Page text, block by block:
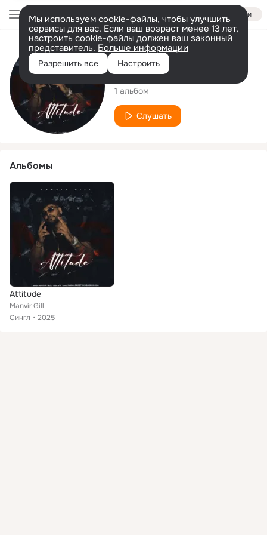
Войти
Мы используем cookie-файлы, чтобы улучшить
сервисы для вас. Если ваш возраст менее 13 лет,
настроить cookie-файлы должен ваш законный
представитель. Больше информации
Разрешить все Настроить
Исполнитель
Manvir Gill
1 альбом
Слушать
Альбомы
Attitude
Manvir Gill
Сингл
2025